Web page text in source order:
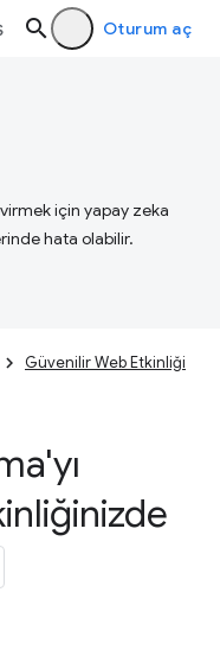
Oturum aç
için yapay zeka
hata olabilir.
Güvenilir Web Etkinliği